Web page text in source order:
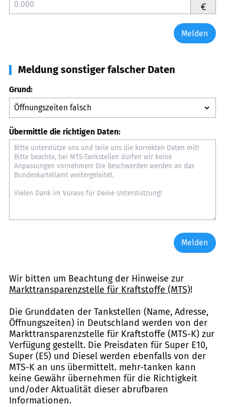
€
Melden
Meldung sonstiger falscher Daten
Grund:
Übermittle die richtigen Daten:
Melden
Wir bitten um Beachtung der Hinweise zur
Markttransparenzstelle für Kraftstoffe (MTS)!
Die Grunddaten der Tankstellen (Name, Adresse,
Öffnungszeiten) in Deutschland werden von der
Markttransparenzstelle für Kraftstoffe (MTS-K) zur
Verfügung gestellt. Die Preisdaten für Super E10,
Super (E5) und Diesel werden ebenfalls von der
MTS-K an uns übermittelt. mehr-tanken kann
keine Gewähr übernehmen für die Richtigkeit
und/oder Aktualität dieser abrufbaren
Informationen.